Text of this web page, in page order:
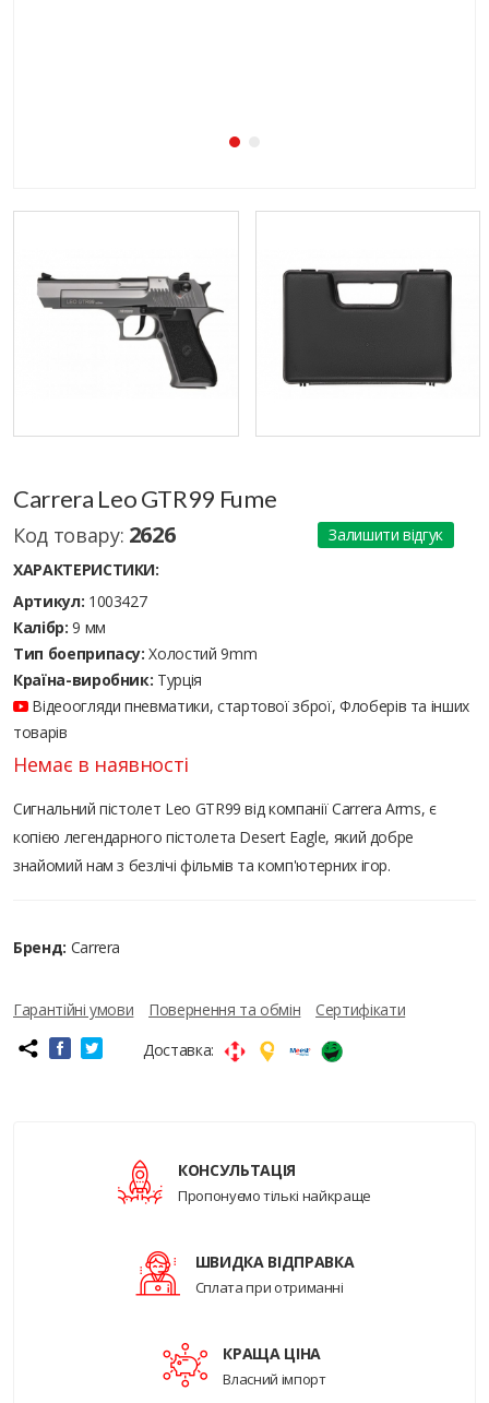
Carrera Leo GTR99 Fume
Код товару: 2626
Залишити відгук
ХАРАКТЕРИСТИКИ:
Артикул: 1003427
Калібр: 9 мм
Тип боеприпасу: Холостий 9mm
Країна-виробник: Турція
Відеоогляди пневматики, стартової зброї, Флоберів та інших
товарів
Немає в наявності
Сигнальний пістолет Leo GTR99 від компанії Carrera Arms, є
копією легендарного пістолета Desert Eagle, який добре
знайомий нам з безлічі фільмів та комп'ютерних ігор.
Бренд: Carrera
Гарантійні умови Повернення та обмін
Сертифікати
Доставка:
КОНСУЛЬТАЦІЯ
Пропонуємо тількі найкраще
ШВИДКА ВІДПРАВКА
Сплата при отриманні
КРАЩА ЦІНА
Власний імпорт